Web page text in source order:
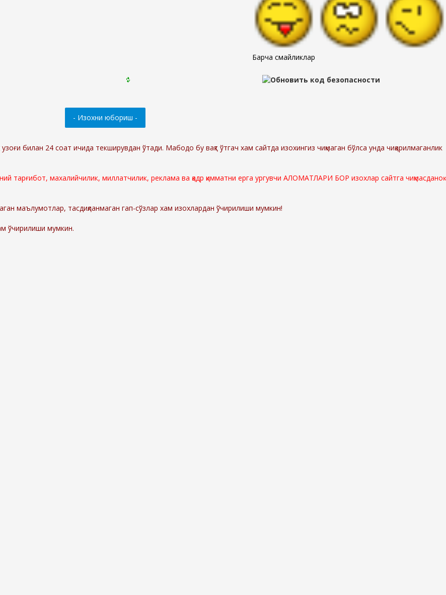
Барча смайликлар
узоғи билан 24 соат ичида текширувдан ўтади. Мабодо бу вақт ўтгач хам сайтда изохингиз чиқмаган бўлса унда чиқарилмаганлик
тарғибот, махалийчилик, миллатчилик, реклама ва қадр қимматни ерга ургувчи АЛОМАТЛАРИ БОР изохлар сайтга чиқмасданоқ
маълумотлар, тасдиқланмаган гап-сўзлар хам изохлардан ўчирилиши мумкин!
ўчирилиши мумкин.